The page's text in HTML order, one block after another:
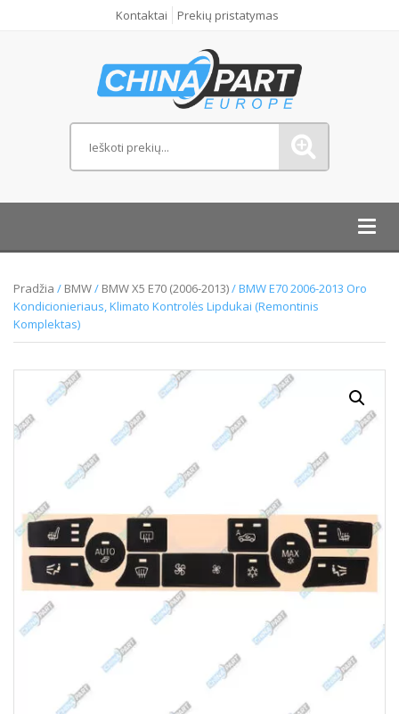
Kontaktai Prekių pristatymas
Pradžia / BMW/ BMW X5 E70 (2006-2013)/ BMW E70 2006-2013 Oro
Kondicionieriaus, Klimato Kontrolės Lipdukai (Remontinis
Komplektas)